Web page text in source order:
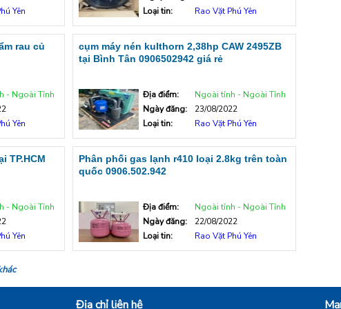
Yên
Loại tin:
Rao Vặt Phú Yên
rau củ
- Ngoài Tỉnh
Yên
cụm máy nén kulthorn 2,38hp CAW 2495ZB
tại Bình Tân 0906502942 giá rẻ
Địa điểm:
Ngoài tỉnh - Ngoài Tỉnh
Ngày đăng:
23/08/2022
Loại tin:
Rao Vặt Phú Yên
TP.HCM
- Ngoài Tỉnh
Yên
Phân phối gas lạnh r410 loại 2.8kg trên toàn
quốc 0906.502.942
Địa điểm:
Ngoài tỉnh - Ngoài Tỉnh
Ngày đăng:
22/08/2022
Loại tin:
Rao Vặt Phú Yên
Địa chỉ liên hệ